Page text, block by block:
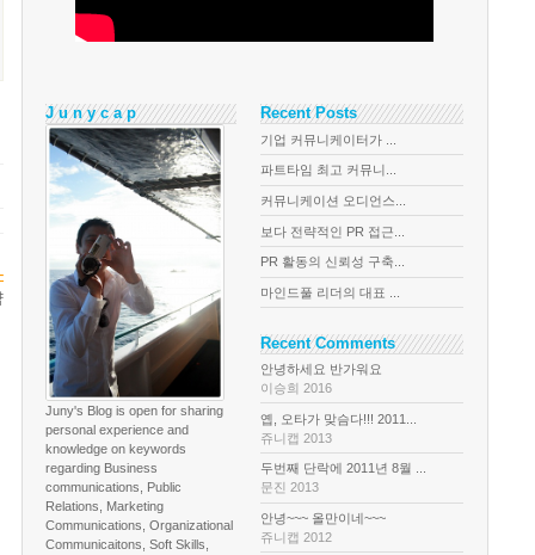
J u n y c a p
Juny's Blog is open for sharing
personal experience and
knowledge on keywords
regarding Business
communications, Public
Relations, Marketing
Communications, Organizational
Communicaitons, Soft Skills,
Recent Posts
기업 커뮤니케이터가 ...
파트타임 최고 커뮤니...
커뮤니케이션 오디언스...
보다 전략적인 PR 접근...
PR 활동의 신뢰성 구축...
마인드풀 리더의 대표 ...
Recent Comments
안녕하세요 반가워요
이승희 2016
옙, 오타가 맞슴다!!! 2011...
쥬니캡 2013
두번째 단락에 2011년 8월 ...
문진 2013
안녕~~~ 올만이네~~~
쥬니캡 2012